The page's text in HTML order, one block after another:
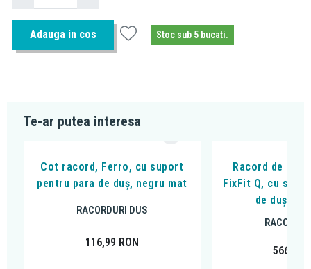
Adauga in cos Stoc sub 5 bucati.
Te-ar putea interesa
Cot racord, Ferro, cu suport
pentru para de duș, negru mat
RACORDURI DUS
116,99 RON
Racord de
FixFit Q, cu
de duș,
566,26